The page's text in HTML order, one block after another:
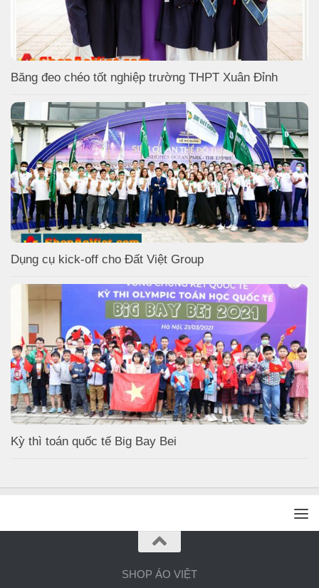
Băng đeo chéo tốt nghiệp trường THPT Xuân Đỉnh
Dụng cụ kick-off cho Đất Việt Group
Kỳ thì toán quốc tế Big Bay Bei
SHOP ÁO VIỆT